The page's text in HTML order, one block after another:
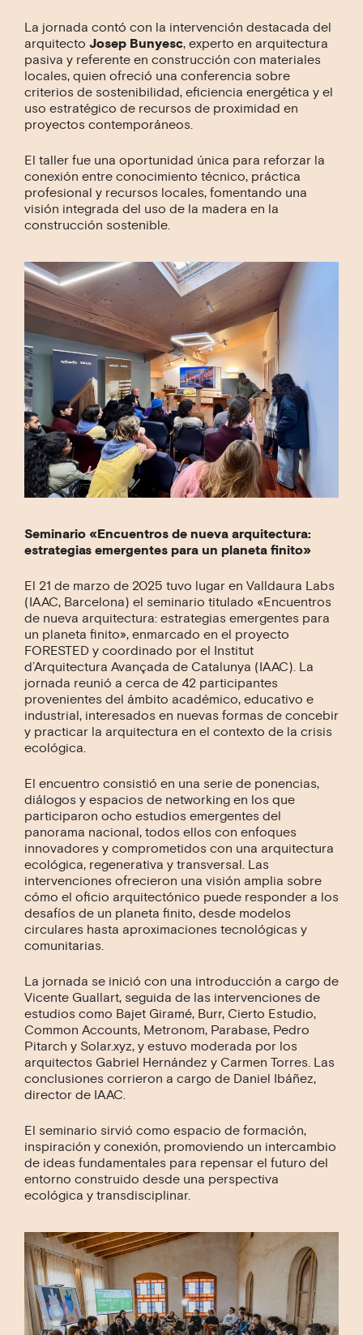
La jornada contó con la intervención destacada del
arquitecto Josep Bunyesc, experto en arquitectura
pasiva y referente en construcción con materiales
locales, quien ofreció una conferencia sobre
criterios de sostenibilidad, eficiencia energética y el
uso estratégico de recursos de proximidad en
proyectos contemporáneos.
El taller fue una oportunidad única para reforzar la
conexión entre conocimiento técnico, práctica
profesional y recursos locales, fomentando una
visión integrada del uso de la madera en la
construcción sostenible.
Seminario «Encuentros de nueva arquitectura:
estrategias emergentes para un planeta finito»
El 21 de marzo de 2025 tuvo lugar en Valldaura Labs
(IAAC, Barcelona) el seminario titulado «Encuentros
de nueva arquitectura: estrategias emergentes para
un planeta finito», enmarcado en el proyecto
FORESTED y coordinado por el Institut
d’Arquitectura Avançada de Catalunya (IAAC). La
jornada reunió a cerca de 42 participantes
provenientes del ámbito académico, educativo e
industrial, interesados en nuevas formas de concebir
y practicar la arquitectura en el contexto de la crisis
ecológica.
El encuentro consistió en una serie de ponencias,
diálogos y espacios de networking en los que
participaron ocho estudios emergentes del
panorama nacional, todos ellos con enfoques
innovadores y comprometidos con una arquitectura
ecológica, regenerativa y transversal. Las
intervenciones ofrecieron una visión amplia sobre
cómo el oficio arquitectónico puede responder a los
desafíos de un planeta finito, desde modelos
circulares hasta aproximaciones tecnológicas y
comunitarias.
La jornada se inició con una introducción a cargo de
Vicente Guallart, seguida de las intervenciones de
estudios como Bajet Giramé, Burr, Cierto Estudio,
Common Accounts, Metronom, Parabase, Pedro
Pitarch y Solar.xyz, y estuvo moderada por los
arquitectos Gabriel Hernández y Carmen Torres. Las
conclusiones corrieron a cargo de Daniel Ibáñez,
director de IAAC.
El seminario sirvió como espacio de formación,
inspiración y conexión, promoviendo un intercambio
de ideas fundamentales para repensar el futuro del
entorno construido desde una perspectiva
ecológica y transdisciplinar.